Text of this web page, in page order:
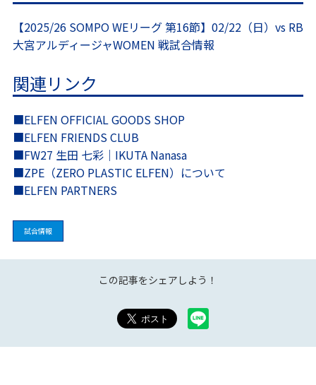
【2025/26 SOMPO WEリーグ 第16節】02/22（日）vs RB
大宮アルディージャWOMEN 戦試合情報
関連リンク
■ELFEN OFFICIAL GOODS SHOP
■ELFEN FRIENDS CLUB
■FW27 生田 七彩｜IKUTA Nanasa
■ZPE（ZERO PLASTIC ELFEN）について
■ELFEN PARTNERS
試合情報
この記事をシェアしよう！